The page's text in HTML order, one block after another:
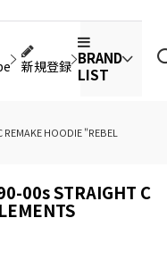
新規登録 BRAND
LIST
HOODIE "REBEL
00s STRAIGHT C